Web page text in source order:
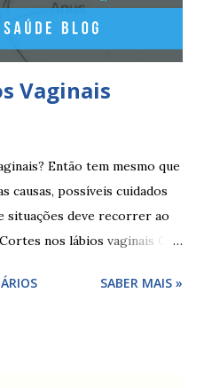
Vaginais
Então tem mesmo que
causas, possíveis cuidados
situações deve recorrer ao
nos lábios vaginais Os
(gestos ou actos mais
SABER MAIS »